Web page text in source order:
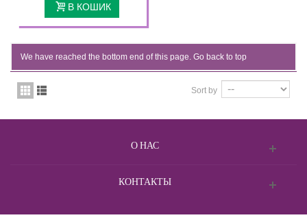
В КОШИК
We have reached the bottom end of this page. Go back to top
Sort by
О НАС
КОНТАКТЫ